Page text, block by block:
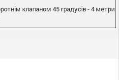
клапаном 45 градусів - 4 метри